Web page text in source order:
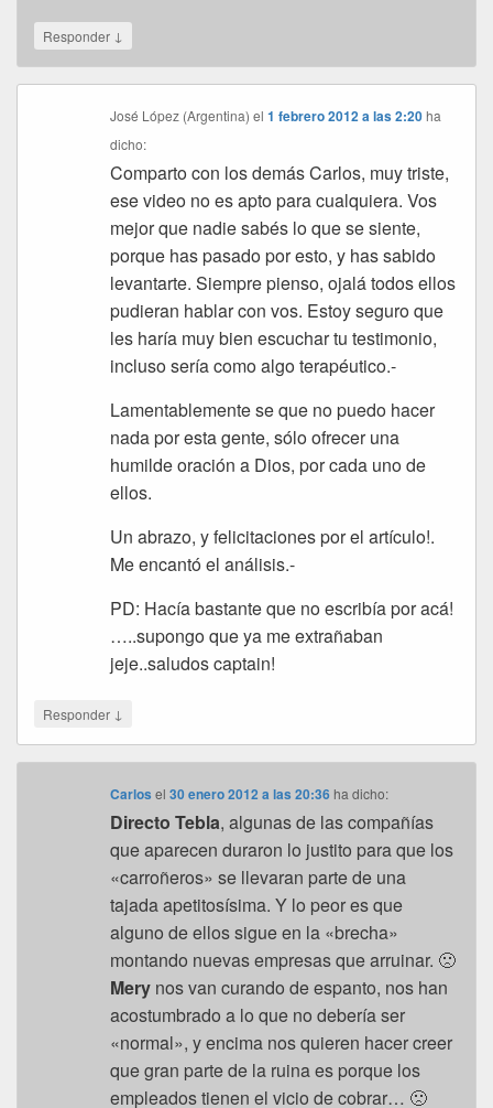
Responder ↓
José López (Argentina) el1 febrero 2012 a las 2:20 ha
dicho:
Comparto con los demás Carlos, muy triste,
ese video no es apto para cualquiera. Vos
mejor que nadie sabés lo que se siente,
porque has pasado por esto, y has sabido
levantarte. Siempre pienso, ojalá todos ellos
pudieran hablar con vos. Estoy seguro que
les haría muy bien escuchar tu testimonio,
incluso sería como algo terapéutico.-
Lamentablemente se que no puedo hacer
nada por esta gente, sólo ofrecer una
humilde oración a Dios, por cada uno de
ellos.
Un abrazo, y felicitaciones por el artículo!.
Me encantó el análisis.-
PD: Hacía bastante que no escribía por acá!
…..supongo que ya me extrañaban
jeje..saludos captain!
Responder ↓
Carlos el30 enero 2012 a las 20:36 ha dicho:
Directo Tebla, algunas de las compañías
que aparecen duraron lo justito para que los
«carroñeros» se llevaran parte de una
tajada apetitosísima. Y lo peor es que
alguno de ellos sigue en la «brecha»
montando nuevas empresas que arruinar. 🙁
Mery nos van curando de espanto, nos han
acostumbrado a lo que no debería ser
«normal», y encima nos quieren hacer creer
que gran parte de la ruina es porque los
empleados tienen el vicio de cobrar… 🙁